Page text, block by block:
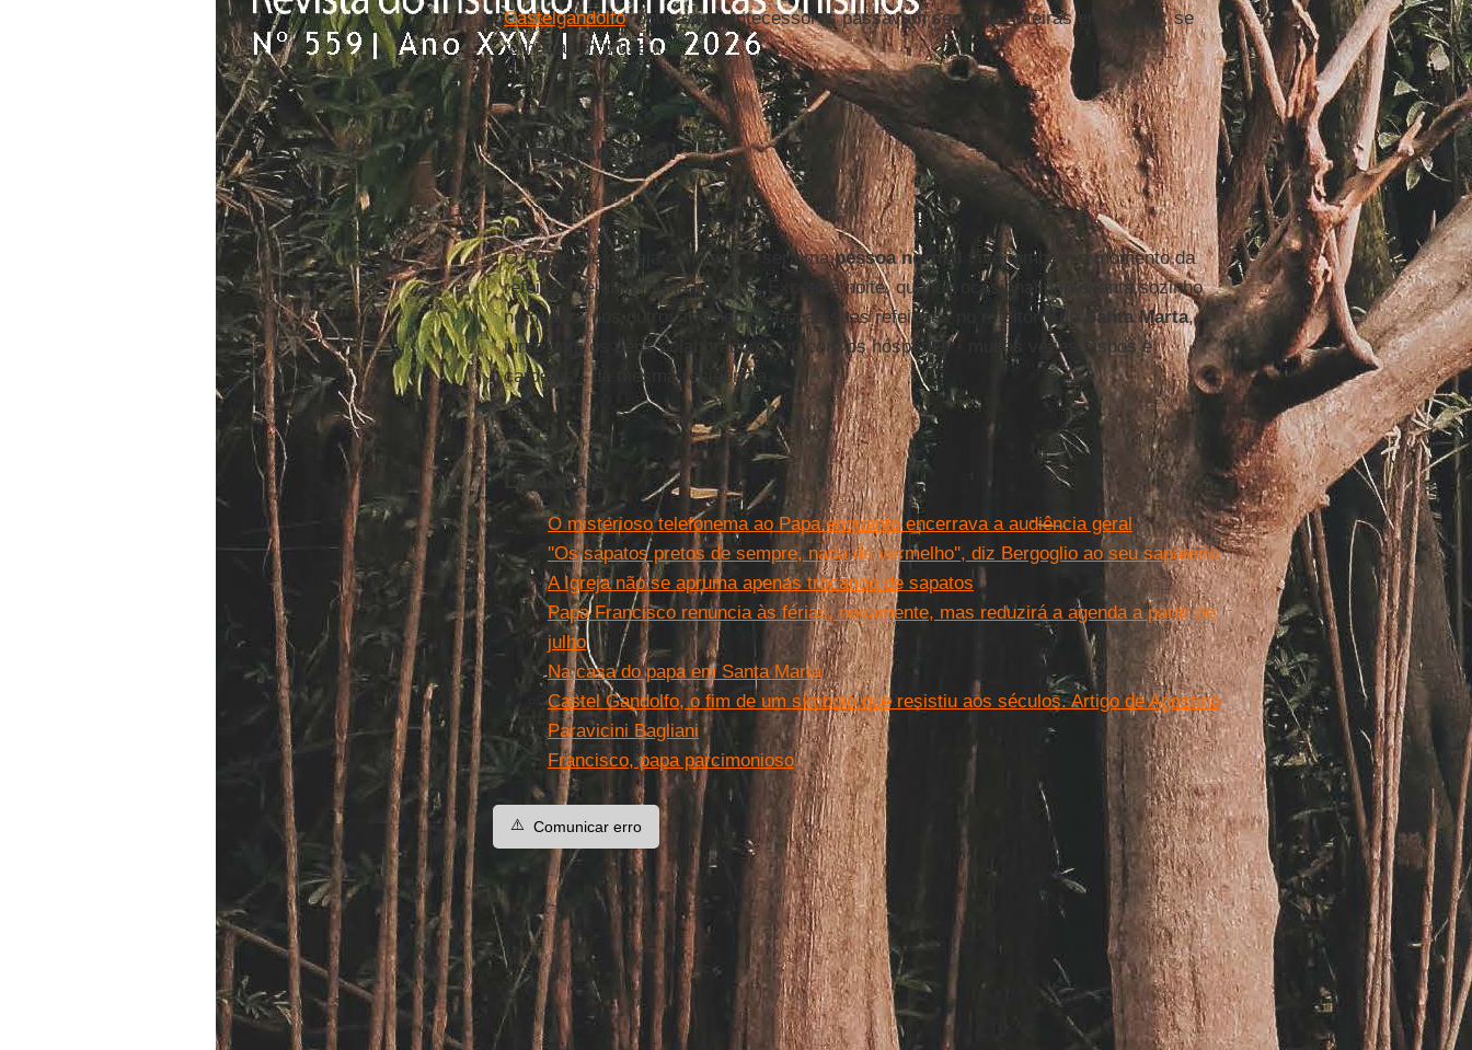
Castelgandolfo, onde seus antecessores passavam semanas inteiras em agosto, se
tornaria um museu.
A refeição frugal
OPapaque deseja continuar a ser umapessoa normal
vive também o momento da
refeição de uma forma simples. Exceto à noite, quando ocasionalmente janta sozinho
no quarto, nos outros momentos faz as suas refeições no refeitório de Santa Marta,
junto com os seus colaboradores ou com os hóspedes - muitas vezes bispos e
cardeais - da mesma residência.
Leia mais
O misterioso telefonema ao Papa enquanto encerrava a audiência geral
''Os sapatos pretos de sempre, nada de vermelho'', diz Bergoglio ao seu sapateiro
A Igreja não se apruma apenas trocando de sapatos
Papa Francisco renuncia às férias, novamente, mas reduzirá a agenda a partir de
julho
Na casa do papa em Santa Marta
Castel Gandolfo, o fim de um símbolo que resistiu aos séculos. Artigo de Agostino
Paravicini Bagliani
Francisco, papa parcimonioso
⚠️ Comunicar erro